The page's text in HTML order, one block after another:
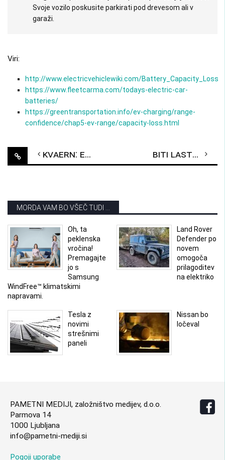
Svoje vozilo poskusite parkirati pod drevesom ali v
garaži.
Viri:
http://www.electricvehiclewiki.com/Battery_Capacity_Loss
https://www.fleetcarma.com/todays-electric-car-
batteries/
https://greentransportation.info/ev-charging/range-
confidence/chap5-ev-range/capacity-loss.html
Post
navigation
Kvaern: električno kolo na sončno energijo Biti lastnik električnih vozil se obrestuje (pa ne samo finančno!)
MORDA VAM BO VŠEČ TUDI ...
Oh, ta
peklenska
vročina!
Premagajte
jo s
Samsung
WindFree™ klimatskimi
napravami.
Land Rover
Defender po
novem
omogoča
prilagoditev
na elektriko
Tesla z
novimi
strešnimi
paneli
Nissan bo
ločeval
PAMETNI MEDIJI, založništvo medijev, d.o.o.
Parmova 14
1000 Ljubljana
info@pametni-mediji.si
Pogoji uporabe